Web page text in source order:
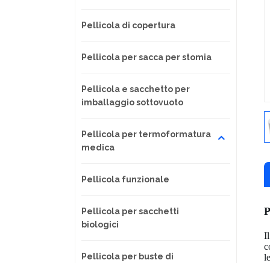
Il
Pellicola di copertura
Pellicola per sacca per stomia
Pellicola e sacchetto per
imballaggio sottovuoto
Pellicola per termoformatura
medica
Pellicola funzionale
Pellicola per sacchetti
biologici
Pellicola per buste di